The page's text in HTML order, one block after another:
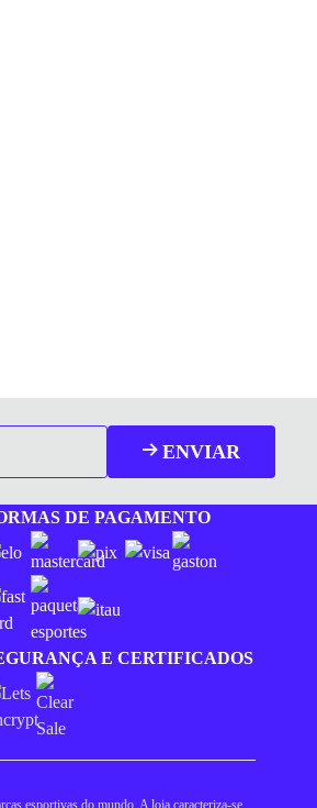
ENVIAR
DE PAGAMENTO
E CERTIFICADOS
esportivas do mundo. A loja caracteriza-se